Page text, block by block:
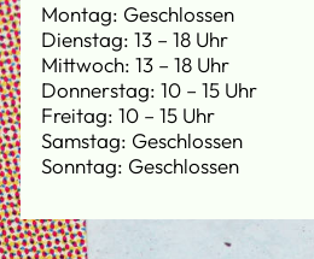
Montag: Geschlossen
Dienstag: 13 – 18 Uhr
Mittwoch: 13 – 18 Uhr
Donnerstag: 10 – 15 Uhr
Freitag: 10 – 15 Uhr
Samstag: Geschlossen
Sonntag: Geschlossen